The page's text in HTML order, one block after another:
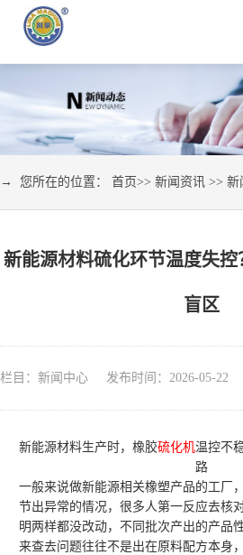
→ 您所在的位置： 首页>> 新闻资讯 >> 新
新能源材料硫化环节温度失
盲区
栏目：新闻中心 发布时间：2026-05-22
新能源材料生产时，橡胶硫化机温控不
路
一般来说做新能源相关橡塑产品的工厂
节出异常的情况，很多人第一反应去核
明两样都没改动，不同批次产出的产品
来查去问题往往不是出在原料配方本身